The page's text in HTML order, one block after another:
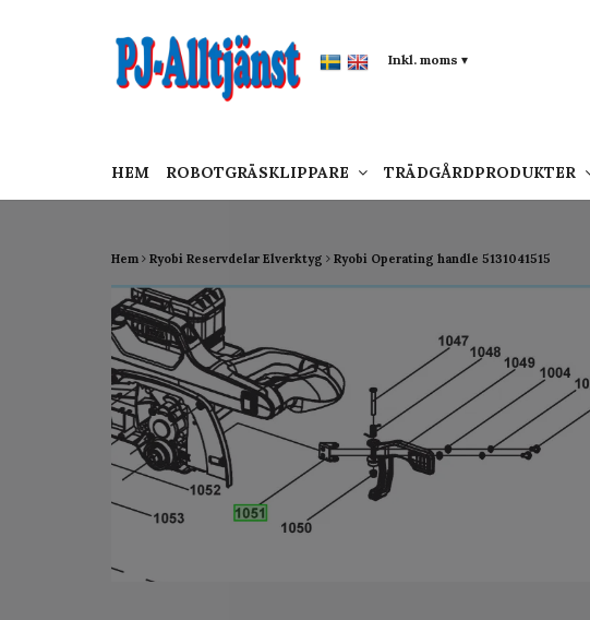
Hem Ryobi Reservdelar Elverktyg Ryobi Operating handle 5131041515
Inkl. moms ▾
HEM ROBOTGRÄSKLIPPARE TRÄDGÅRDPRODUKTER